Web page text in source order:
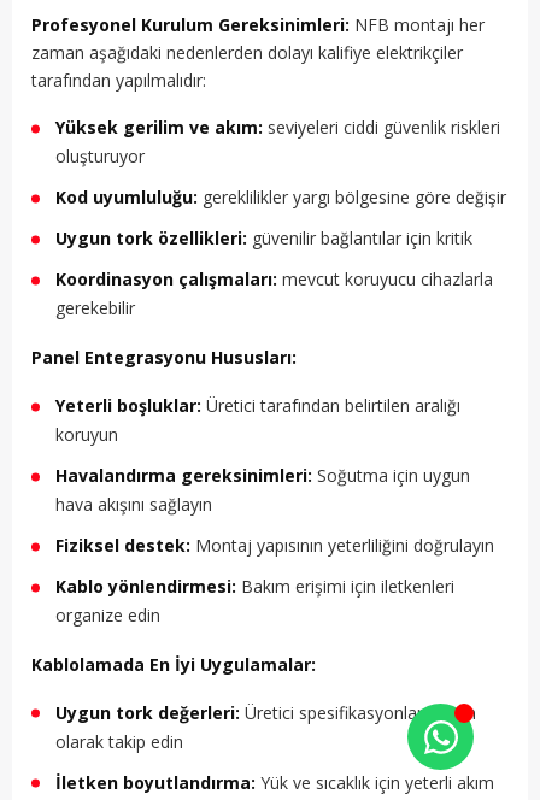
Profesyonel Kurulum Gereksinimleri: NFB montajı her
zaman aşağıdaki nedenlerden dolayı kalifiye elektrikçiler
tarafından yapılmalıdır:
Yüksek gerilim ve akım: seviyeleri ciddi güvenlik riskleri
oluşturuyor
Kod uyumluluğu: gereklilikler yargı bölgesine göre değişir
Uygun tork özellikleri: güvenilir bağlantılar için kritik
Koordinasyon çalışmaları: mevcut koruyucu cihazlarla
gerekebilir
Panel Entegrasyonu Hususları:
Yeterli boşluklar: Üretici tarafından belirtilen aralığı
koruyun
Havalandırma gereksinimleri: Soğutma için uygun
hava akışını sağlayın
Fiziksel destek: Montaj yapısının yeterliliğini doğrulayın
Kablo yönlendirmesi: Bakım erişimi için iletkenleri
organize edin
Kablolamada En İyi Uygulamalar:
Uygun tork değerleri: Üretici spesifikasyonlarını tam
olarak takip edin
İletken boyutlandırma: Yük ve sıcaklık için yeterli akım